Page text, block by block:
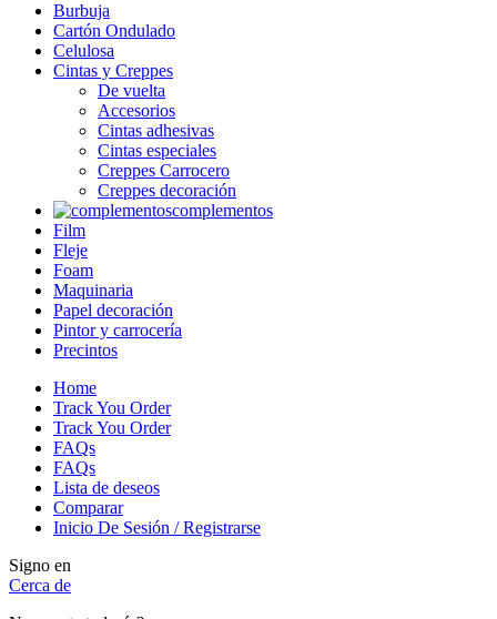
Burbuja
Cartón Ondulado
Celulosa
Cintas y Creppes
De vuelta
Accesorios
Cintas adhesivas
Cintas especiales
Creppes Carrocero
Creppes decoración
complementos
Film
Fleje
Foam
Maquinaria
Papel decoración
Pintor y carrocería
Precintos
Home
Track You Order
Track You Order
FAQs
FAQs
Lista de deseos
Comparar
Inicio De Sesión / Registrarse
Signo en
Cerca de